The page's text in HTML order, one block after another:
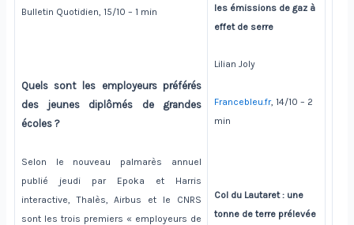
les émissions de gaz à
effet de serre
Lilian Joly
Francebleu.fr, 14/10 – 2
min
Col du Lautaret : une
tonne de terre prélevée
Bulletin Quotidien, 15/10 – 1 min
Quels sont les employeurs préférés
des jeunes diplômés de grandes
écoles ?
Selon le nouveau palmarès annuel
publié jeudi par Epoka et Harris
interactive, Thalès, Airbus et le CNRS
sont les trois premiers « employeurs de